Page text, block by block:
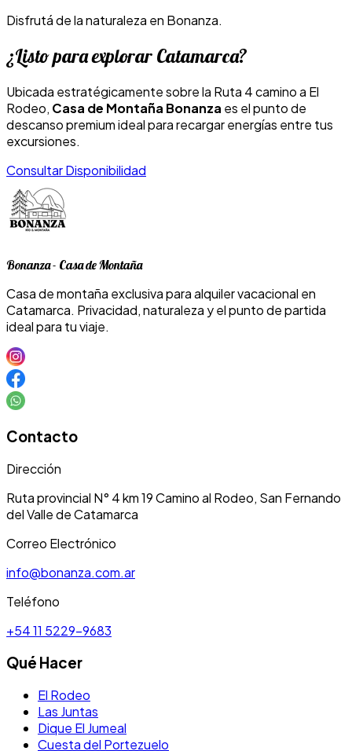
Disfrutá de la naturaleza en Bonanza.
¿Listo para explorar Catamarca?
Ubicada estratégicamente sobre la Ruta 4 camino a El
Rodeo, Casa de Montaña Bonanza es el punto de
descanso premium ideal para recargar energías entre tus
excursiones.
Consultar Disponibilidad
Bonanza - Casa de Montaña
Casa de montaña exclusiva para alquiler vacacional en
Catamarca. Privacidad, naturaleza y el punto de partida
ideal para tu viaje.
Contacto
Dirección
Ruta provincial N° 4 km 19 Camino al Rodeo, San Fernando
del Valle de Catamarca
Correo Electrónico
info@bonanza.com.ar
Teléfono
+54 11 5229-9683
Qué Hacer
El Rodeo
Las Juntas
Dique El Jumeal
Cuesta del Portezuelo